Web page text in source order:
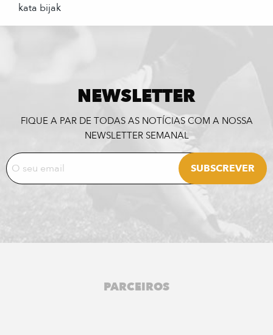
kata bijak
NEWSLETTER
FIQUE A PAR DE TODAS AS NOTÍCIAS COM A NOSSA
NEWSLETTER SEMANAL
PARCEIROS